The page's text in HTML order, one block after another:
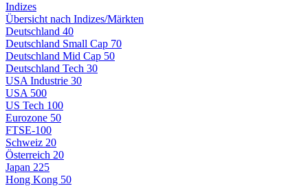
Indizes
Übersicht nach Indizes/Märkten
Deutschland 40
Deutschland Small Cap 70
Deutschland Mid Cap 50
Deutschland Tech 30
USA Industrie 30
USA 500
US Tech 100
Eurozone 50
FTSE-100
Schweiz 20
Österreich 20
Japan 225
Hong Kong 50